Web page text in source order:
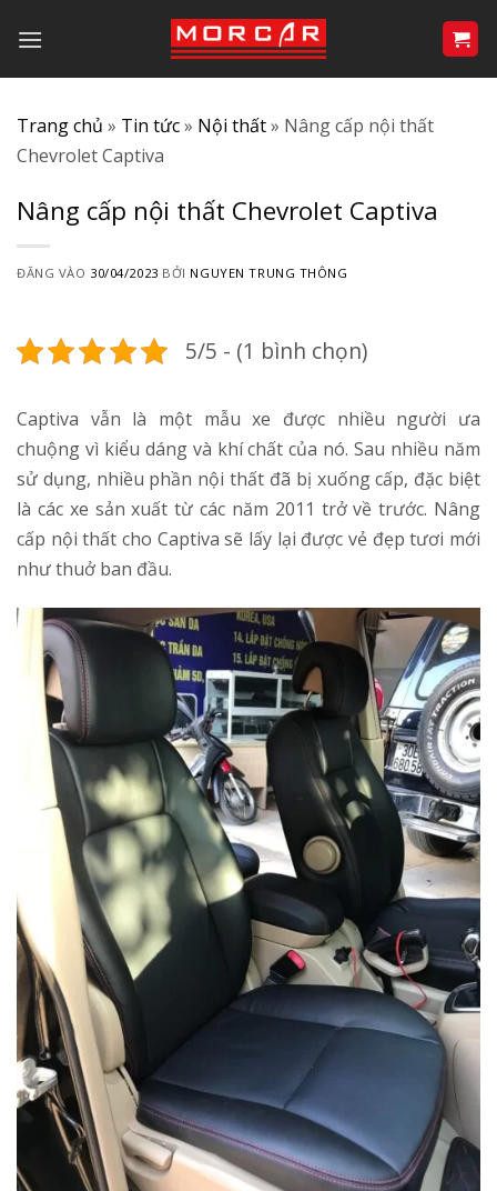
qua
nội
Trang chủ » Tin tức» Nội thất» Nâng cấp nội thất
Chevrolet Captiva
Nâng cấp nội thất Chevrolet Captiva
ĐĂNG VÀO 30/04/2023 BỞI NGUYEN TRUNG THÔNG
5/5 - (1 bình chọn)
Captiva vẫn là một mẫu xe được nhiều người ưa
chuộng vì kiểu dáng và khí chất của nó. Sau nhiều năm
sử dụng, nhiều phần nội thất đã bị xuống cấp, đặc biệt
là các xe sản xuất từ các năm 2011 trở về trước. Nâng
cấp nội thất cho Captiva sẽ lấy lại được vẻ đẹp tươi mới
như thuở ban đầu.